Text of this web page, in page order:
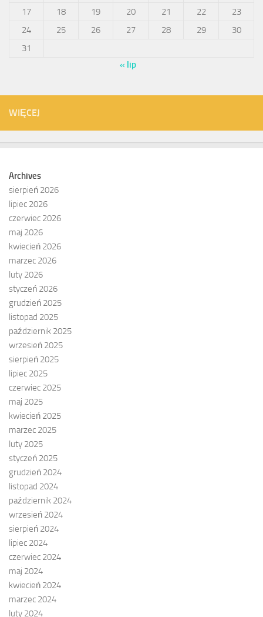
17
18 19 20 21 22
23
24
25 26 27 28 29
30
31
« lip
WIĘCEJ
Archives
sierpień 2026
lipiec 2026
czerwiec 2026
maj 2026
kwiecień 2026
marzec 2026
luty 2026
styczeń 2026
grudzień 2025
listopad 2025
październik 2025
wrzesień 2025
sierpień 2025
lipiec 2025
czerwiec 2025
maj 2025
kwiecień 2025
marzec 2025
luty 2025
styczeń 2025
grudzień 2024
listopad 2024
październik 2024
wrzesień 2024
sierpień 2024
lipiec 2024
czerwiec 2024
maj 2024
kwiecień 2024
marzec 2024
luty 2024